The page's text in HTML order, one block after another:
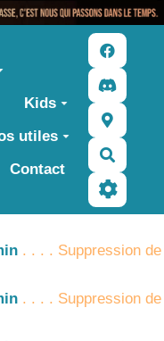
Kids
utiles
Contact
. . . . Suppression de
. . . . Suppression de